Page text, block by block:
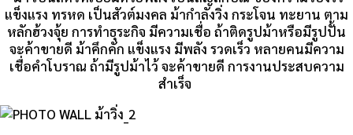
แข็งแรง ทรหด เป็นสัวต์มงคล ม้ากำลังวิ่ง กระโจน ทะยาน ตาม
หลักฮ้วงจุ้ย การทำธุระกิจ มีความเชื่อ ถ้าติดรูปม้าหรือมีรูปปั้น
จะค้าขายดี ม้าคึกคัก แข็งแรง มีพลัง รวดเร็ว หลายคนมีความ
เชื่อคำโบราณ ถ้ามีรูปม้าไว้ จะค้าขายดี การงานประสบความ
สำเร็จ